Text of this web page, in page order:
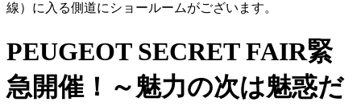
線）に入る側道にショールームがございます。
PEUGEOT SECRET FAIR緊
急開催！～魅力の次は魅惑だ